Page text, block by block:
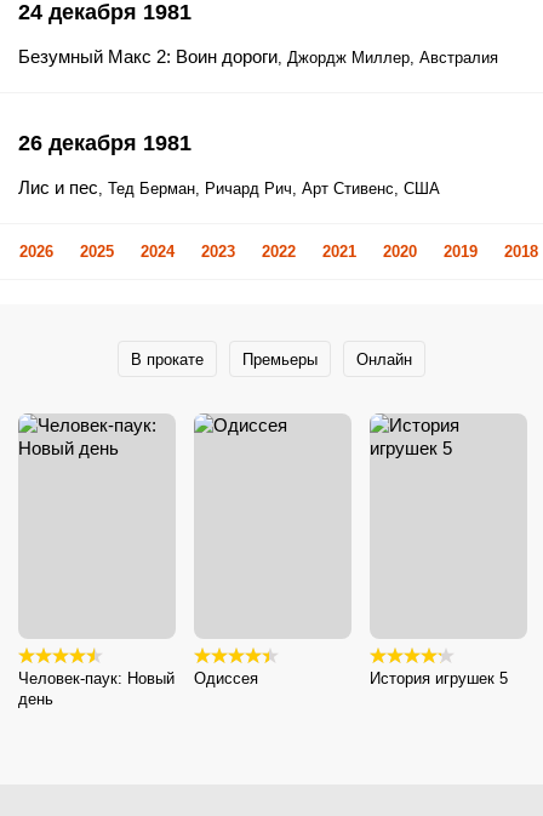
24 декабря 1981
Безумный Макс 2: Воин дороги, Джордж Миллер, Австралия
26 декабря 1981
Лис и пес, Тед Берман, Ричард Рич, Арт Стивенс, США
2026 2025 2024 2023 2022 2021 2020 2019 2018
В прокате Премьеры Онлайн
Человек-паук: Новый
день
Одиссея История игрушек 5